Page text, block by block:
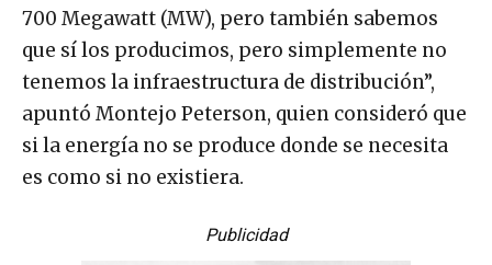
700 Megawatt (MW), pero también sabemos
que sí los producimos, pero simplemente no
tenemos la infraestructura de distribución”,
apuntó Montejo Peterson, quien consideró que
si la energía no se produce donde se necesita
es como si no existiera.
Publicidad